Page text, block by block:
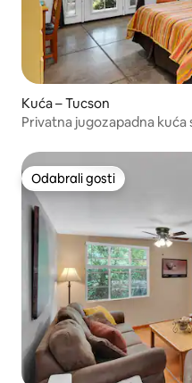
Kuća – Tucson
Privatna jugozapadna
Odabrali gosti
Odabrali gosti